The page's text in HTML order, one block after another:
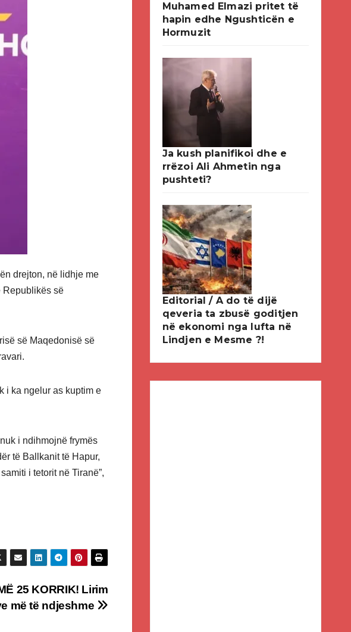
drejton, në lidhje me
Republikës së
së Maqedonisë së
i ka ngelur as kuptim e
i ndihmojnë frymës
të Ballkanit të Hapur,
i tetorit në Tiranë”,
25 KORRIK! Lirim
më të ndjeshme
Muhamed Elmazi pritet të
hapin edhe Ngushticën e
Hormuzit
Ja kush planifikoi dhe e
rrëzoi Ali Ahmetin nga
pushteti?
Editorial / A do të dijë
qeveria ta zbusë goditjen
në ekonomi nga lufta në
Lindjen e Mesme ?!